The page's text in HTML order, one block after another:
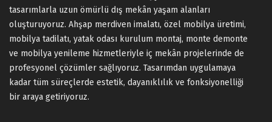
tasarımlarla uzun ömürlü dış mekân yaşam alanları
oluşturuyoruz. Ahşap merdiven imalatı, özel mobilya üretimi,
mobilya tadilatı, yatak odası kurulum montaj, monte demonte
ve mobilya yenileme hizmetleriyle iç mekân projelerinde de
profesyonel çözümler sağlıyoruz. Tasarımdan uygulamaya
kadar tüm süreçlerde estetik, dayanıklılık ve fonksiyonelliği
bir araya getiriyoruz.